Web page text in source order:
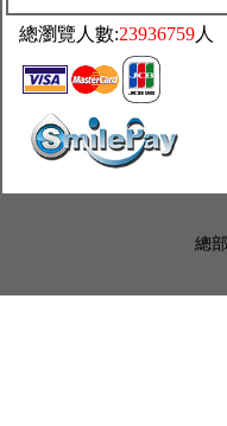
總瀏覽人數:23936759人
總